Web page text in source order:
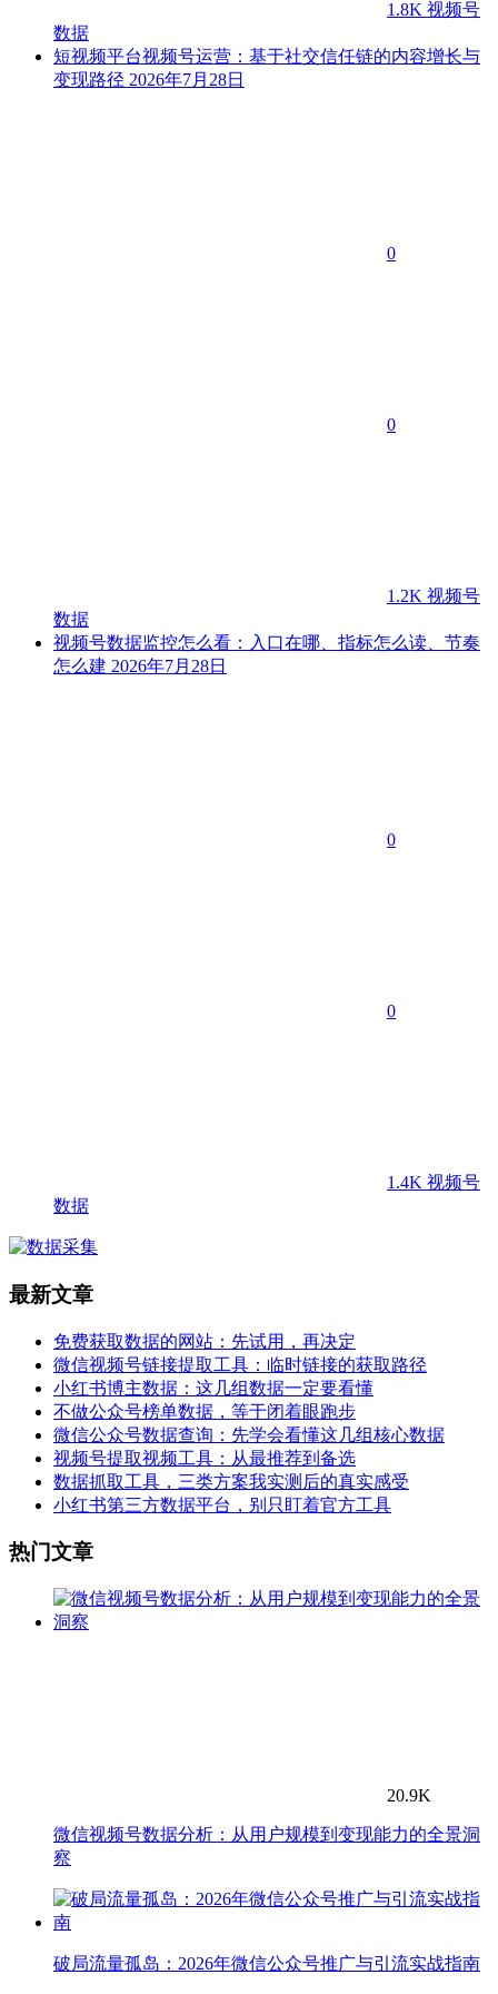
1.8K 视频号
数据
短视频平台视频号运营：基于社交信任链的内容增长与
变现路径 2026年7月28日
0
0
1.2K 视频号
数据
视频号数据监控怎么看：入口在哪、指标怎么读、节奏
怎么建 2026年7月28日
0
0
1.4K 视频号
数据
最新文章
免费获取数据的网站：先试用，再决定
微信视频号链接提取工具：临时链接的获取路径
小红书博主数据：这几组数据一定要看懂
不做公众号榜单数据，等于闭着眼跑步
微信公众号数据查询：先学会看懂这几组核心数据
视频号提取视频工具：从最推荐到备选
数据抓取工具，三类方案我实测后的真实感受
小红书第三方数据平台，别只盯着官方工具
热门文章
20.9K
微信视频号数据分析：从用户规模到变现能力的全景洞
察
破局流量孤岛：2026年微信公众号推广与引流实战指南